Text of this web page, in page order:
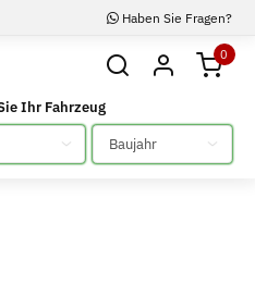
Haben Sie Fragen?
0
Ihr Fahrzeug
Bitte auswählen